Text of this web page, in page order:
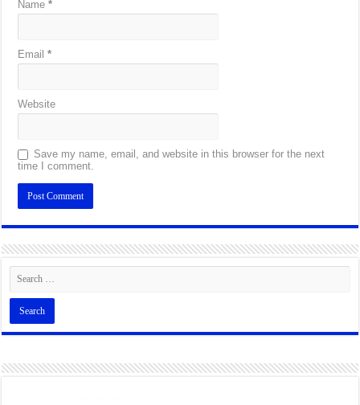
Name*
Email*
Website
Save my name, email, and website in this browser for the next
time I comment.
Alternative: